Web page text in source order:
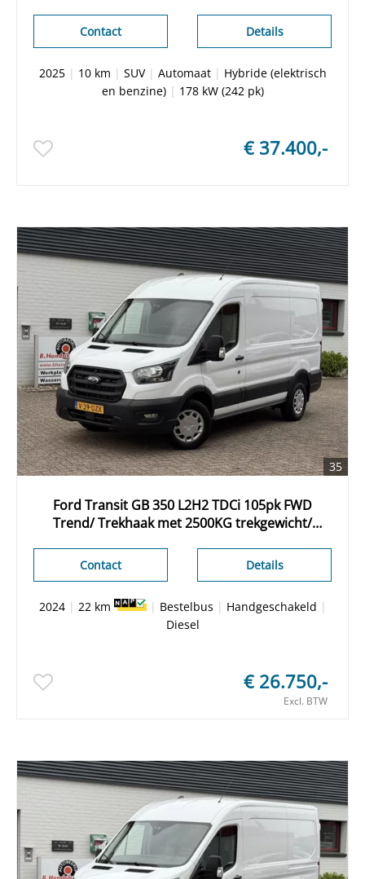
DAB/ Keyless entry/ Reservewiel
Details
Contact
2025| 10 km | SUV| Automaat| Hybride (elektrisch
en benzine)| 178 kW (242 pk)
€ 37.400,-
35
Ford Transit GB 350 L2H2 TDCi 105pk FWD
Trend/ Trekhaak met 2500KG trekgewicht/
Zitplaatsen/ Airco/ Origineel NL/ NAP
Details
Contact
2024| 22 km | Bestelbus | Handgeschakeld |
Diesel
€ 26.750,-
Excl. BTW